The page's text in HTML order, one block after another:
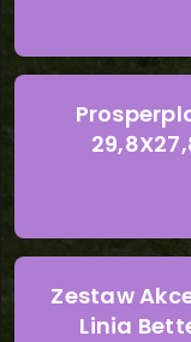
Zestaw
Linia